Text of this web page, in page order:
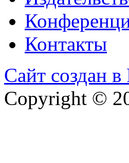
Контакты
Сайт создан
Copyright ©